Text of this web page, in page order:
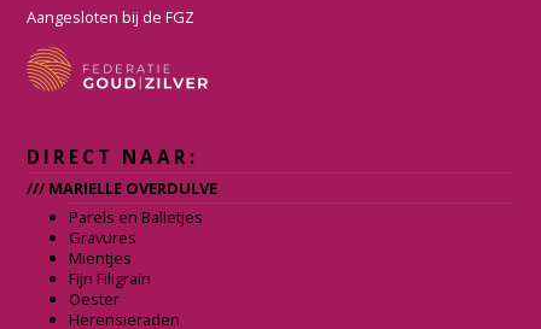
k
a
Aangesloten bij de FGZ
DIRECT NAAR:
/// MARIELLE OVERDULVE
Parels en Balletjes
Gravures
Mientjes
Fijn Filigrain
Oester
Herensieraden